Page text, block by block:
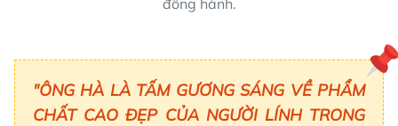
"ÔNG HÀ LÀ TẤM GƯƠNG SÁNG VỀ PHẨM
CHẤT CAO ĐẸP CỦA NGƯỜI LÍNH TRONG